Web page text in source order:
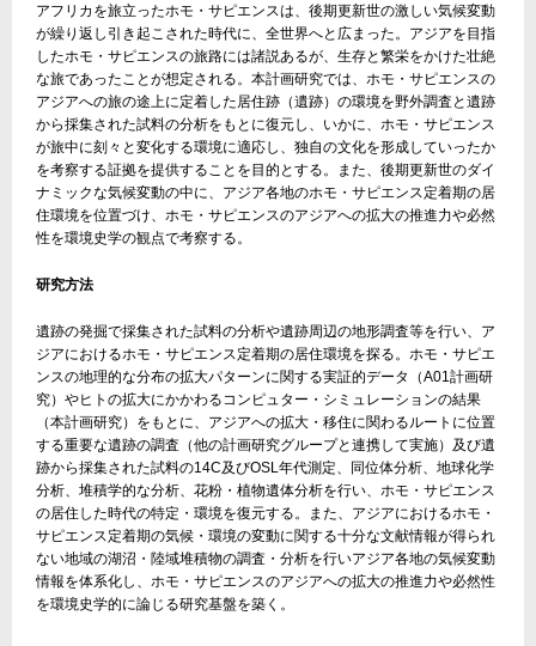
アフリカを旅立ったホモ・サピエンスは、後期更新世の激しい気候変動
が繰り返し引き起こされた時代に、全世界へと広まった。アジアを目指
したホモ・サピエンスの旅路には諸説あるが、生存と繁栄をかけた壮絶
な旅であったことが想定される。本計画研究では、ホモ・サピエンスの
アジアへの旅の途上に定着した居住跡（遺跡）の環境を野外調査と遺跡
から採集された試料の分析をもとに復元し、いかに、ホモ・サピエンス
が旅中に刻々と変化する環境に適応し、独自の文化を形成していったか
を考察する証拠を提供することを目的とする。また、後期更新世のダイ
ナミックな気候変動の中に、アジア各地のホモ・サピエンス定着期の居
住環境を位置づけ、ホモ・サピエンスのアジアへの拡大の推進力や必然
性を環境史学の観点で考察する。
研究方法
遺跡の発掘で採集された試料の分析や遺跡周辺の地形調査等を行い、ア
ジアにおけるホモ・サピエンス定着期の居住環境を探る。ホモ・サピエ
ンスの地理的な分布の拡大パターンに関する実証的データ（A01計画研
究）やヒトの拡大にかかわるコンピュター・シミュレーションの結果
（本計画研究）をもとに、アジアへの拡大・移住に関わるルートに位置
する重要な遺跡の調査（他の計画研究グループと連携して実施）及び遺
跡から採集された試料の14C及びOSL年代測定、同位体分析、地球化学
分析、堆積学的な分析、花粉・植物遺体分析を行い、ホモ・サピエンス
の居住した時代の特定・環境を復元する。また、アジアにおけるホモ・
サピエンス定着期の気候・環境の変動に関する十分な文献情報が得られ
ない地域の湖沼・陸域堆積物の調査・分析を行いアジア各地の気候変動
情報を体系化し、ホモ・サピエンスのアジアへの拡大の推進力や必然性
を環境史学的に論じる研究基盤を築く。